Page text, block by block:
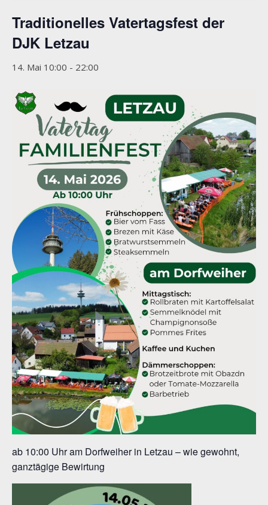
Traditionelles Vatertagsfest der
DJK Letzau
14. Mai 10:00 - 22:00
ab 10:00 Uhr am Dorfweiher in Letzau – wie gewohnt,
ganztägige Bewirtung